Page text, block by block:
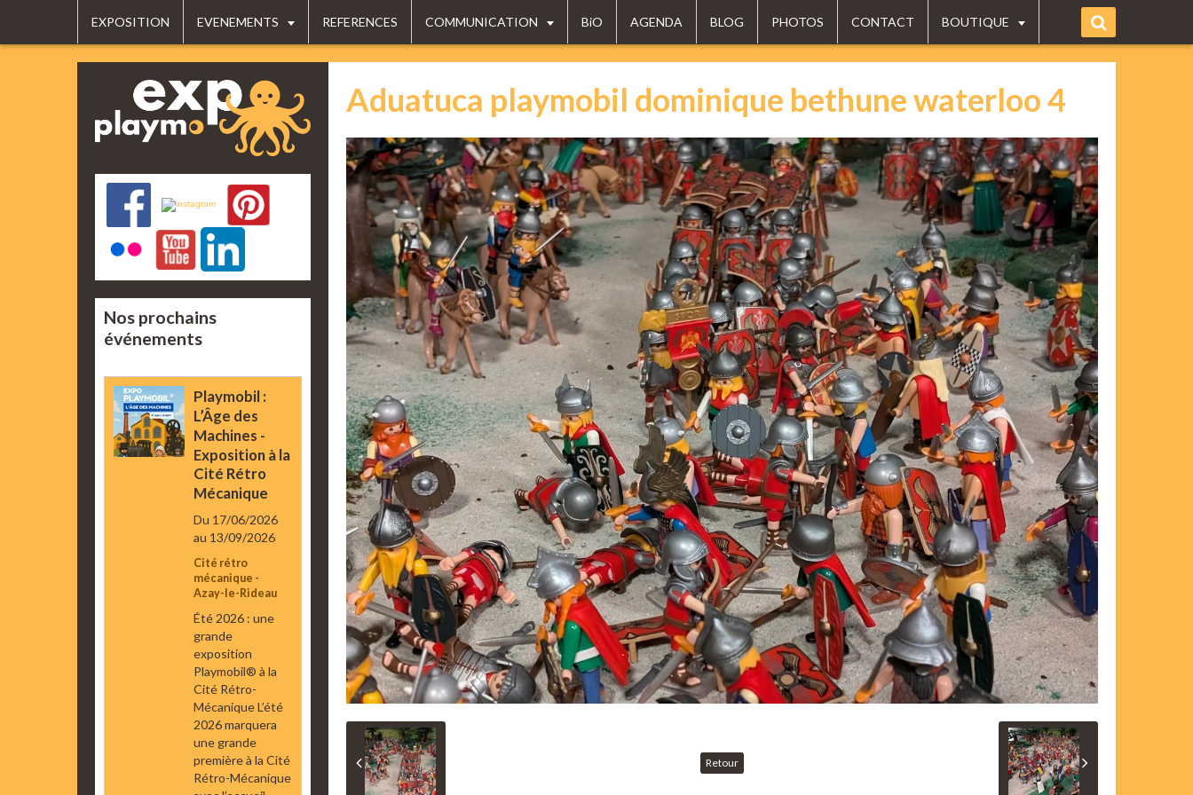
EXPOSITION EVENEMENTS REFERENCES COMMUNICATION BiO AGENDA BLOG PHOTOS CONTACT BOUTIQUE
Aduatuca playmobil dominique bethune waterloo 4
Retour
Nos prochains
événements
Playmobil :
L’Âge des
Machines -
Exposition à la
Cité Rétro
Mécanique
Du 17/06/2026
au 13/09/2026
Cité rétro
mécanique -
Azay-le-Rideau
Été 2026 : une
grande
exposition
Playmobil® à la
Cité Rétro-
Mécanique L’été
2026 marquera
une grande
première à la Cité
Rétro-Mécanique